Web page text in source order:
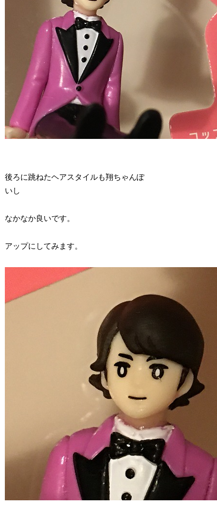
後ろに跳ねたヘアスタイルも翔ちゃんぽ
いし
なかなか良いです。
アップにしてみます。